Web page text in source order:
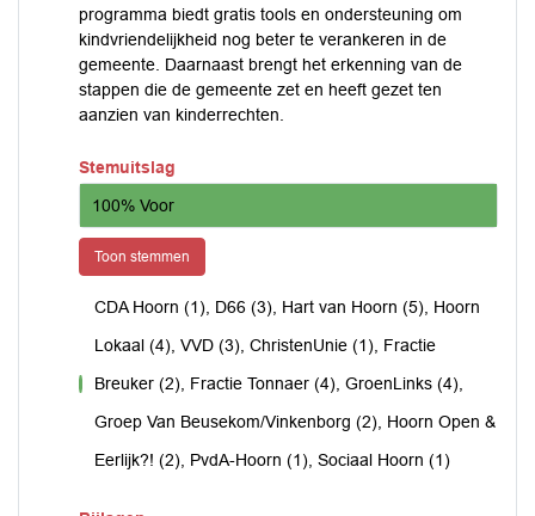
programma biedt gratis tools en ondersteuning om
kindvriendelijkheid nog beter te verankeren in de
gemeente. Daarnaast brengt het erkenning van de
stappen die de gemeente zet en heeft gezet ten
aanzien van kinderrechten.
Stemuitslag
100% Voor
Toon stemmen
CDA Hoorn (1), D66 (3), Hart van Hoorn (5), Hoorn
Lokaal (4), VVD (3), ChristenUnie (1), Fractie
Breuker (2), Fractie Tonnaer (4), GroenLinks (4),
Groep Van Beusekom/Vinkenborg (2), Hoorn Open &
Eerlijk?! (2), PvdA-Hoorn (1), Sociaal Hoorn (1)